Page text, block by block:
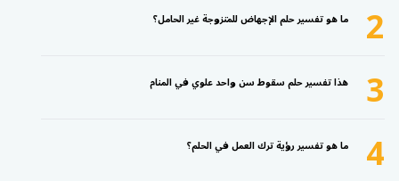
2 ما هو تفسير حلم الإجهاض للمتزوجة غير الحامل؟
3 هذا تفسير حلم سقوط سن واحد علوي في المنام
4 ما هو تفسير رؤية ترك العمل في الحلم؟